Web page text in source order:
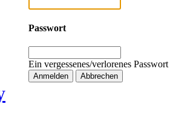
Passwort
Ein vergessenes/verlorenes